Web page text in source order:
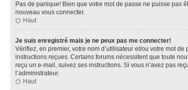
Pas de panique! Bien que votre mot de passe ne puisse pas
nouveau vous connecter.
Haut
Je suis enregistré mais je ne peux pas me connecter!
Vérifiez, en premier, votre nom d’utilisateur et/ou votre mot
instructions reçues. Certains forums nécessitent que toute
reçu un e-mail, suivez ses instructions. Si vous n’avez pas
l’administrateur.
Haut